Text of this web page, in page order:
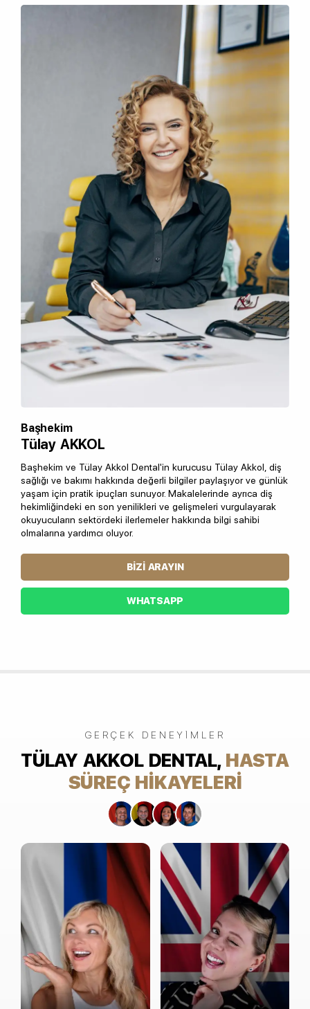
Başhekim
Tülay AKKOL
Başhekim ve Tülay Akkol Dental'in kurucusu Tülay Akkol, diş
sağlığı ve bakımı hakkında değerli bilgiler paylaşıyor ve günlük
yaşam için pratik ipuçları sunuyor. Makalelerinde ayrıca diş
hekimliğindeki en son yenilikleri ve gelişmeleri vurgulayarak
okuyucuların sektördeki ilerlemeler hakkında bilgi sahibi
olmalarına yardımcı oluyor.
BIZI ARAYIN
WHATSAPP
GERÇEK DENEYIMLER
TÜLAY AKKOL DENTAL, HASTA
SÜREÇ HIKAYELERI